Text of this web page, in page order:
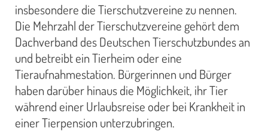
insbesondere die Tierschutzvereine zu nennen.
Die Mehrzahl der Tierschutzvereine gehört dem
Dachverband des Deutschen Tierschutzbundes an
und betreibt ein Tierheim oder eine
Tieraufnahmestation. Bürgerinnen und Bürger
haben darüber hinaus die Möglichkeit, ihr Tier
während einer Urlaubsreise oder bei Krankheit in
einer Tierpension unterzubringen.